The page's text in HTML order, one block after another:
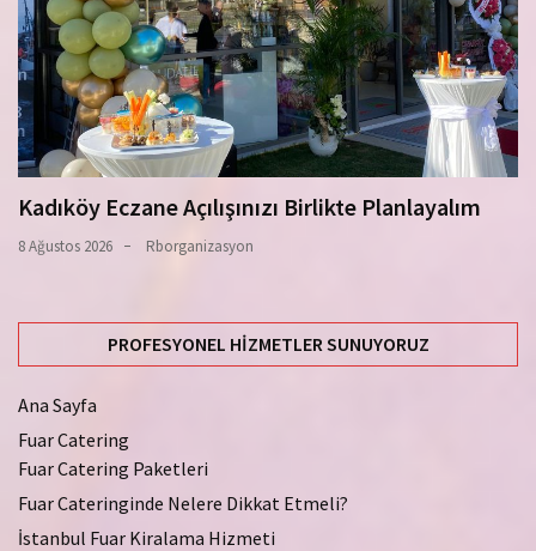
Kadıköy Eczane Açılışınızı Birlikte Planlayalım
8 Ağustos 2026 Rborganizasyon
PROFESYONEL HIZMETLER SUNUYORUZ
Ana Sayfa
Fuar Catering
Fuar Catering Paketleri
Fuar Cateringinde Nelere Dikkat Etmeli?
İstanbul Fuar Kiralama Hizmeti